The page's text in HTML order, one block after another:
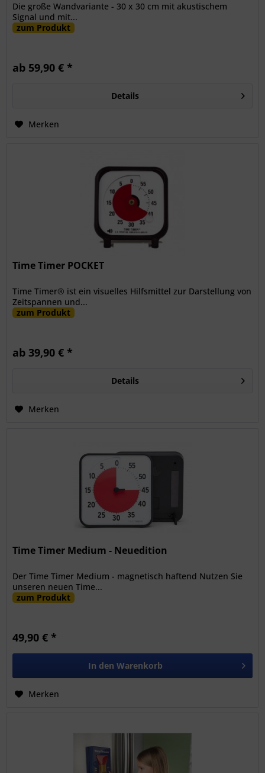
Die große Wandvariante - 30 x 30 cm mit akustischem
Signal und mit...
zum Produkt
ab 59,90 € *
Details
Merken
Time Timer POCKET
Time Timer® ist ein visuelles Hilfsmittel zur Darstellung von
Zeitspannen und...
zum Produkt
ab 39,90 € *
Details
Merken
Time Timer Medium - Neuedition
Der Time Timer Medium - magnetisch haftend Nutzen Sie
unseren neuen Time...
zum Produkt
49,90 € *
In den Warenkorb
Merken